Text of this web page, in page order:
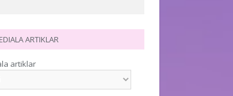
ARTIKLAR
artiklar